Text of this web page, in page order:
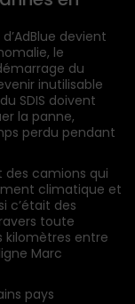
devient
le
du
inutilisable
SDIS doivent
la panne,
perdu pendant
des camions qui
climatique et
c’était des
toute
kilomètres entre
Marc
pays